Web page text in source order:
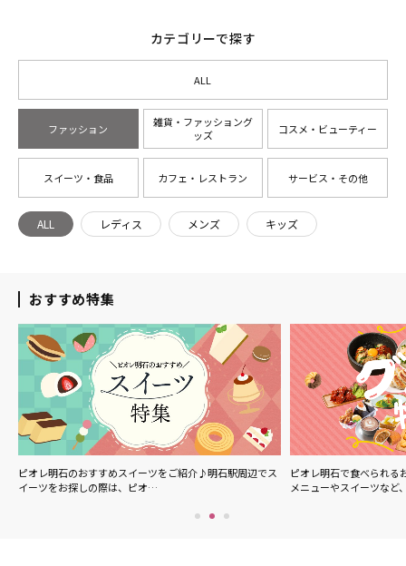
カテゴリーで探す
ALL
ファッション
雑貨・ファッショング
ッズ
コスメ・ビューティー
スイーツ・食品 カフェ・レストラン サービス・その他
ALL レディス メンズ キッズ
おすすめ特集
ピオレ明石のおすすめスイーツをご紹介♪明石駅周辺でス
イーツをお探しの際は、ピオ…
ピオレ明石で食べられる
メニューやスイーツなど